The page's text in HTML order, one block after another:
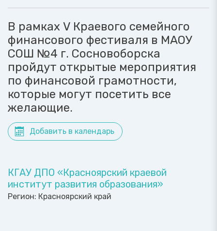
В рамках V Краевого семейного
финансового фестиваля в МАОУ
СОШ №4 г. Сосновоборска
пройдут открытые мероприятия
по финансовой грамотности,
которые могут посетить все
желающие.
Добавить в календарь
КГАУ ДПО «Красноярский краевой
институт развития образования»
Регион: Красноярский край